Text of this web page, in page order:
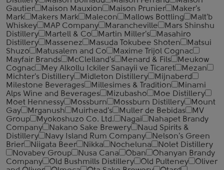
Gautier
Maison Mauxion Maison Prunier
Maker's
Mark
Makers Mark Malecon Mallows Bottling
Malt'b
Whiskey
MAP Company Marancheville
Mars Shinshu
Distillery
Martell & Co Martin Miller's
Masahiro
Distillery
Massenez Masuda Tokubee Shoten
Matsui
Shuzo
Matusalem and Co
Maxime Trijol Cognac
Mayfair Brands
McClelland's Menard & Fils
Meukow
Cognac
Mey Alkollu Ickiler Sanayii ve Ticaret
Mezan
Michter's Distillery
Midleton Distillery
Mijnaberd
Milestone Beverages
Millesimes & Tradition
Minami
Alps Wine and Beverages
Mizubasho
Moe Distillery
Moet Hennessy
Mossburn Mossburn Distillery
Mount
Gay
Mrganush Muirhead's Muller de Bebidas
MV
Group
Myokoshuzo Co. Ltd. Nagai
Nahapet Brandy
Company
Nakano Sake Brewery
Naud Spirits &
Distillery
Navy Island Rum Company
Nelson's Green
Brier
Niigata Beer Nikka Nocheluna
Nolet Distillery
Novabev Group
Nusa Cana Oban
Ohanyan Brandy
Company
Old Bushmills Distillery Old Pulteney
Oliver